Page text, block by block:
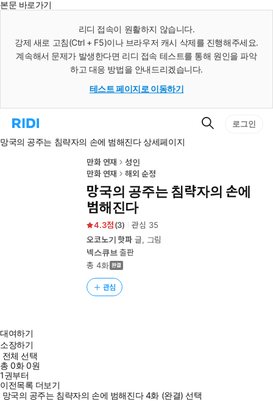
본문 바로가기
리디 접속이 원활하지 않습니다.
강제 새로 고침(Ctrl + F5)이나 브라우저 캐시 삭제를 진행해주세요.
계속해서 문제가 발생한다면 리디 접속 테스트를 통해 원인을 파악
하고 대응 방법을 안내드리겠습니다.
테스트 페이지로 이동하기
리
홈
검
로그인
망국의 공주는 침략자의 손에 범해진다 상세페이지
만화 연재
성인
만화 연재
해외 순정
망국의 공주는 침략자의 손에
범해진다
4.3 (3) 관심 35
오코노기 핫파 글, 그림
넥스큐브 출판
총 4화
관심
대여하기
소장하기
전체 선택
총0화0원
1권부터
이전목록 더보기
망국의 공주는 침략자의 손에 범해진다 4화 (완결) 선택